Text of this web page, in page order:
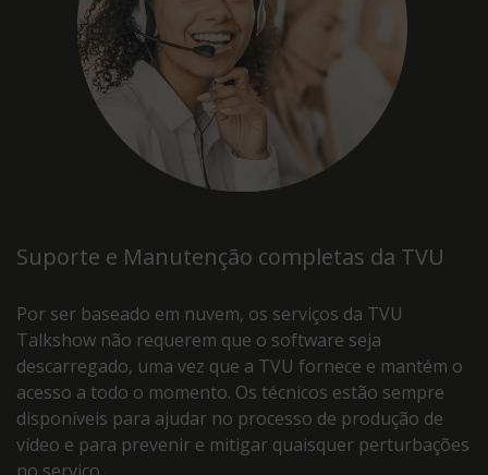
Suporte e Manutenção completas da TVU
Por ser baseado em nuvem, os serviços da TVU
Talkshow não requerem que o software seja
descarregado, uma vez que a TVU fornece e mantém o
acesso a todo o momento. Os técnicos estão sempre
disponíveis para ajudar no processo de produção de
vídeo e para prevenir e mitigar quaisquer perturbações